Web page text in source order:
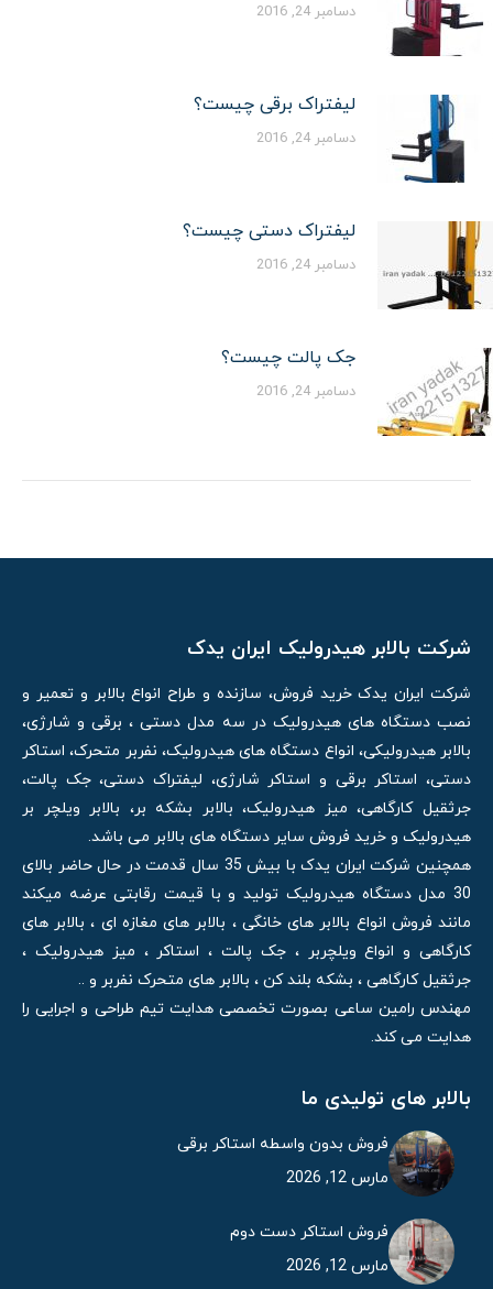
دسامبر 24, 2016
لیفتراک برقی چیست؟
دسامبر 24, 2016
لیفتراک دستی چیست؟
دسامبر 24, 2016
جک پالت چیست؟
دسامبر 24, 2016
شرکت بالابر هیدرولیک ایران یدک
شرکت ایران یدک خرید فروش، سازنده و طراح انواع بالابر و تعمیر و
نصب دستگاه های هیدرولیک در سه مدل دستی ، برقی و شارژی،
بالابر هیدرولیکی، انواع دستگاه های هیدرولیک، نفربر متحرک، استاکر
دستی، استاکر برقی و استاکر شارژی، لیفتراک دستی، جک پالت،
جرثقیل کارگاهی، میز هیدرولیک، بالابر بشکه بر، بالابر ویلچر بر
هیدرولیک و خرید فروش سایر دستگاه های بالابر می باشد.
همچنین شرکت ایران یدک با بیش 35 سال قدمت در حال حاضر بالای
30 مدل دستگاه هیدرولیک تولید و با قیمت رقابتی عرضه میکند
مانند فروش انواع بالابر های خانگی ، بالابر های مغازه ای ، بالابر های
کارگاهی و انواع ویلچربر ، جک پالت ، استاکر ، میز هیدرولیک ،
جرثقیل کارگاهی ، بشکه بلند کن ، بالابر های متحرک نفربر و ..
مهندس رامین ساعی بصورت تخصصی هدایت تیم طراحی و اجرایی را
هدایت می کند.
بالابر های تولیدی ما
فروش بدون واسطه استاکر برقی
مارس 12, 2026
فروش استاکر دست دوم
مارس 12, 2026